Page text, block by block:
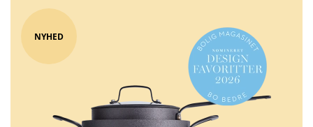
NYHED